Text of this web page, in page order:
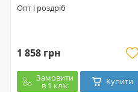
Опт і роздріб
1 858 грн
Замовити
в 1 клік Купити